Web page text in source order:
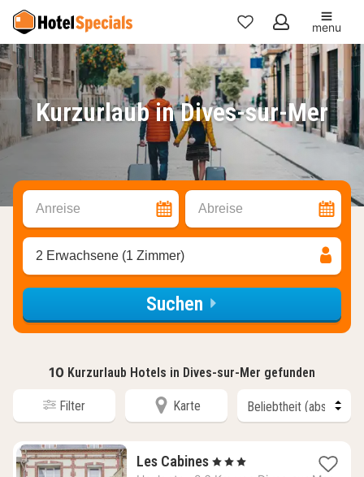
Meine
Favoriten
menu
Kurzurlaub in Dives-sur-Mer
Anreise Abreise
2 Erwachsene (1 Zimmer)
Suchen
10 Kurzurlaub Hotels in Dives-sur-Mer gefunden
Filter Karte
Les Cabines1
, 3 Sterne